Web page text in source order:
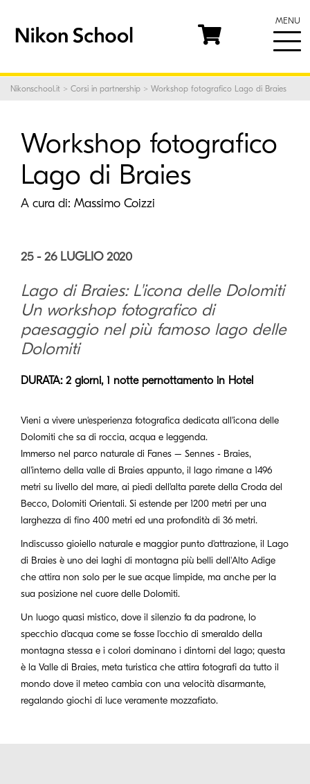
MENU
© Massimo Coizzi
Nikonschool.it > Corsi in partnership > Workshop fotografico Lago di Braies
Workshop fotografico
Lago di Braies
A cura di: Massimo Coizzi
25 - 26 LUGLIO 2020
Lago di Braies: L'icona delle Dolomiti
Un workshop fotografico di
paesaggio nel più famoso lago delle
Dolomiti
DURATA: 2 giorni, 1 notte pernottamento in Hotel
Vieni a vivere un'esperienza fotografica dedicata all'icona delle
Dolomiti che sa di roccia, acqua e leggenda.
Immerso nel parco naturale di Fanes – Sennes - Braies,
all'interno della valle di Braies appunto, il lago rimane a 1496
metri su livello del mare, ai piedi dell'alta parete della Croda del
Becco, Dolomiti Orientali. Si estende per 1200 metri per una
larghezza di fino 400 metri ed una profondità di 36 metri.
Indiscusso gioiello naturale e maggior punto d'attrazione, il Lago
di Braies è uno dei laghi di montagna più belli dell'Alto Adige
che attira non solo per le sue acque limpide, ma anche per la
sua posizione nel cuore delle Dolomiti.
Un luogo quasi mistico, dove il silenzio fa da padrone, lo
specchio d'acqua come se fosse l'occhio di smeraldo della
montagna stessa e i colori dominano i dintorni del lago; questa
è la Valle di Braies, meta turistica che attira fotografi da tutto il
mondo dove il meteo cambia con una velocità disarmante,
regalando giochi di luce veramente mozzafiato.